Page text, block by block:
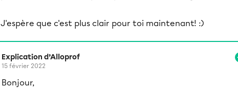
J'espère que c'est plus clair pour toi maintenant! :)
Explication d’Alloprof
15 février 2022
Bonjour,